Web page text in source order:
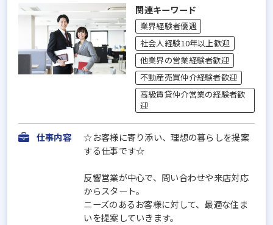
関連キーワード
業界経験者優遇
社会人経験10年以上歓迎
他業界の営業経験者歓迎
不動産売買仲介経験者歓迎
高級賃貸仲介営業の経験者歓
迎
仕事内容
☆お客様に寄り添い、理想の暮らしを提案
する仕事です☆
反響営業が中心で、問い合わせや来店対応
からスタート。
ニーズのあるお客様に対して、最適な住ま
いを提案していきます。